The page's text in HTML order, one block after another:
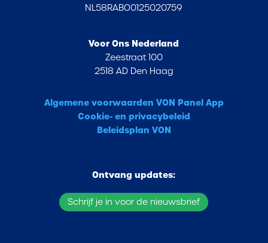
NL58RABO0125020759
Voor Ons Nederland
Zeestraat 100
2518 AD Den Haag
Algemene voorwaarden VON Panel App
Cookie- en privacybeleid
Beleidsplan VON
Ontvang updates:
Schrijf je in voor de nieuwsbrief